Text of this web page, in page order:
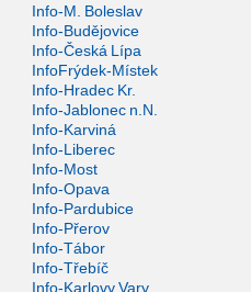
Info-M. Boleslav
Info-Budějovice
Info-Česká Lípa
InfoFrýdek-Místek
Info-Hradec Kr.
Info-Jablonec n.N.
Info-Karviná
Info-Liberec
Info-Most
Info-Opava
Info-Pardubice
Info-Přerov
Info-Tábor
Info-Třebíč
Info-Karlovy Vary